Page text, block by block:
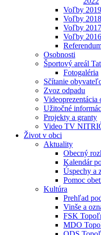
Voľby 2019
Voľby 2018
Voľby 2017
Voľby 2016
Osobnosti
Športový areál
Fotogaléria
Sčítanie
Zvoz odpadu
Videoprezentácia
Užitočné
Projekty a granty
Video TV
Život v obci
Aktuality
Obecný
Kalendár
Úspechy a
Pomoc
Kultúra
Prehľad
Vinše a
FSK
MDO